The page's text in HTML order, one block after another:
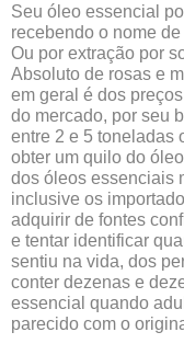
Seu óleo essencial
recebendo o nome
Ou por extração por
Absoluto de rosas e
em geral é dos
do mercado, por seu
entre 2 e 5 toneladas
obter um quilo do
dos óleos essenciais
inclusive os
adquirir de fontes
e tentar identificar
sentiu na vida, dos
conter dezenas e
essencial quando
parecido com o